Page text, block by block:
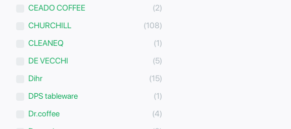
CEADO COFFEE
(2)
CHURCHILL
(108)
CLEANEQ
(1)
DE VECCHI
(5)
Dihr
(15)
DPS tableware
(1)
Dr.coffee
(4)